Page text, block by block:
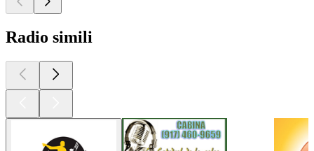
Radio simili